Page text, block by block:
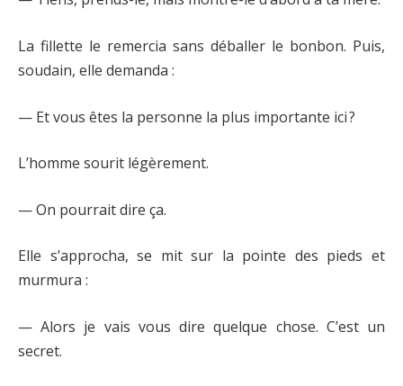
La fillette le remercia sans déballer le bonbon. Puis,
soudain, elle demanda :
— Et vous êtes la personne la plus importante ici ?
L’homme sourit légèrement.
— On pourrait dire ça.
Elle s’approcha, se mit sur la pointe des pieds et
murmura :
— Alors je vais vous dire quelque chose. C’est un
secret.